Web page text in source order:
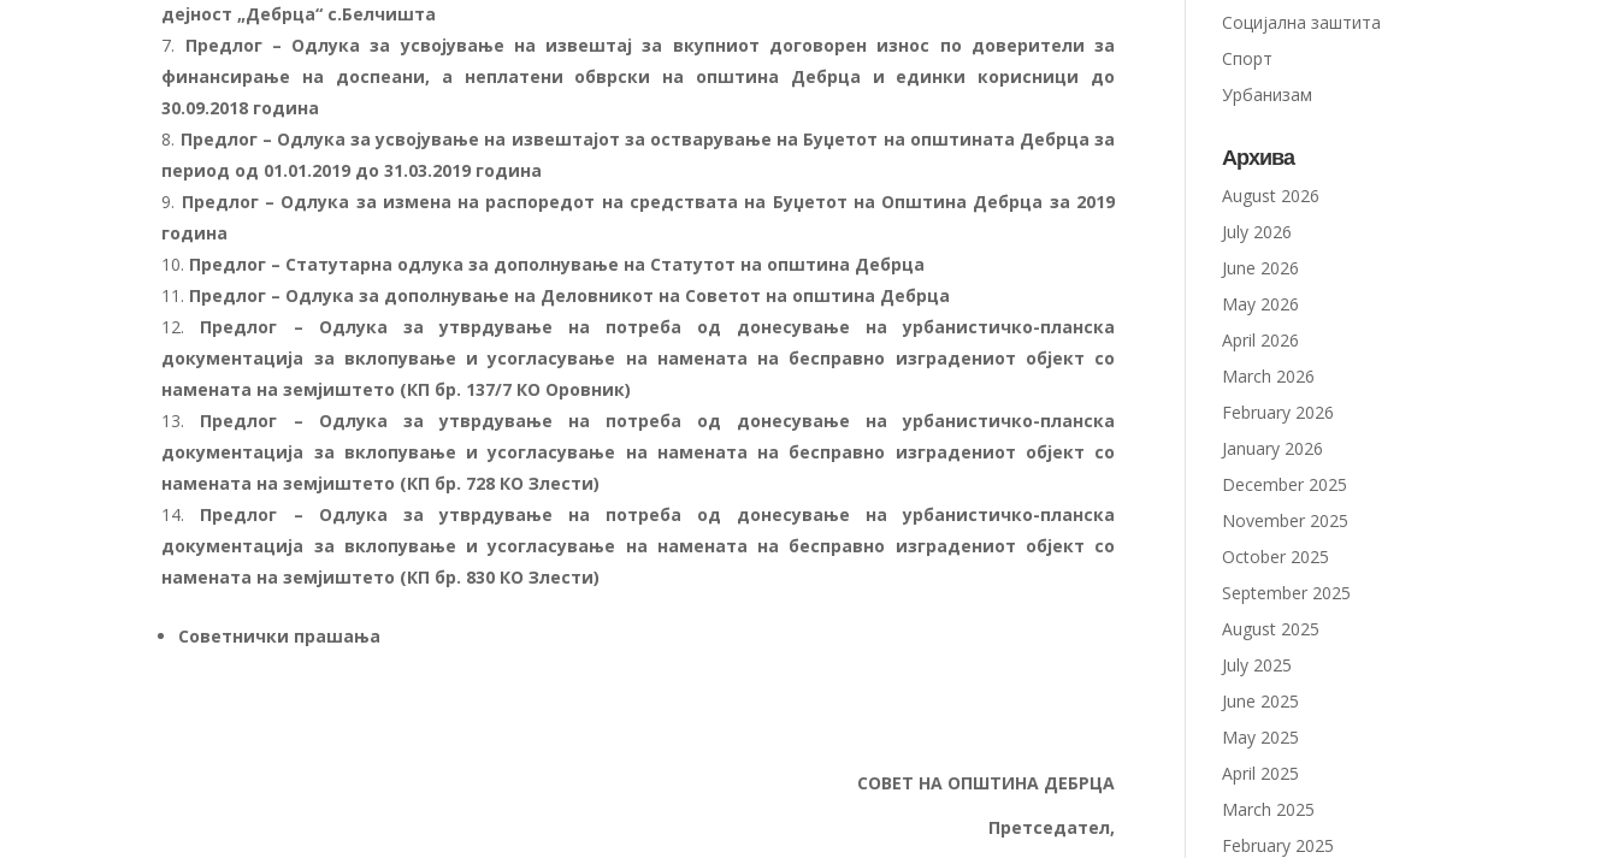
дејност „Дебрца“ с.Белчишта
Предлог – Одлука за усвојување на извештај за вкупниот договорен износ по доверители за
финансирање на доспеани, а неплатени обврски на општина Дебрца и единки корисници до
30.09.2018 година
Предлог – Одлука за усвојување на извештајот за остварување на Буџетот на општината Дебрца за
период од 01.01.2019 до 31.03.2019 година
Предлог – Одлука за измена на распоредот на средствата на Буџетот на Општина Дебрца за 2019
година
Предлог – Статутарна одлука за дополнување на Статутот на општина Дебрца
Предлог – Одлука за дополнување на Деловникот на Советот на општина Дебрца
Предлог – Одлука за утврдување на потреба од донесување на урбанистичко-планска
документација за вклопување и усогласување на намената на бесправно изградениот објект со
намената на земјиштето (КП бр. 137/7 КО Оровник)
Предлог – Одлука за утврдување на потреба од донесување на урбанистичко-планска
документација за вклопување и усогласување на намената на бесправно изградениот објект со
намената на земјиштето (КП бр. 728 КО Злести)
Предлог – Одлука за утврдување на потреба од донесување на урбанистичко-планска
документација за вклопување и усогласување на намената на бесправно изградениот објект со
намената на земјиштето (КП бр. 830 КО Злести)
Советнички прашања
СОВЕТ НА ОПШТИНА ДЕБРЦА
Претседател,
Социјална заштита
Спорт
Урбанизам
Архива
August 2026
July 2026
June 2026
May 2026
April 2026
March 2026
February 2026
January 2026
December 2025
November 2025
October 2025
September 2025
August 2025
July 2025
June 2025
May 2025
April 2025
March 2025
February 2025